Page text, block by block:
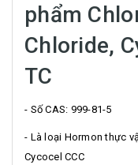
phẩm
Chloride,
TC
- Số CAS: 999-81-5
- Là loại Hormon thực
Cycocel CCC